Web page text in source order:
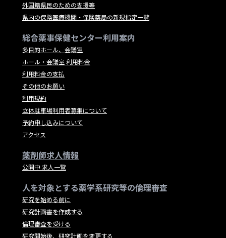
外国籍県民のための支援等
県内の保険医療機関・保険薬局の新規指定一覧
総合薬事保健センター利用案内
多目的ホール、会議室
ホール・会議室 利用料金
利用料金の支払
その他のお願い
利用規約
立体駐車場利用者募集について
予約申し込みについて
アクセス
薬剤師求人情報
公開中 求人一覧
人を対象とする薬学系研究等の倫理審査
研究を始める前に
研究計画書を作成する
倫理審査を受ける
研究開始後、研究計画を変更する